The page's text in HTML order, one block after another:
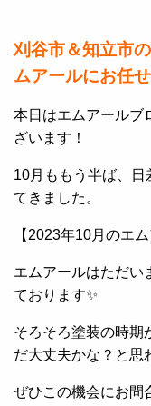
刈谷市＆知立市
ムアールにお任
本日はエムアールブ
ざいます！
10月ももう半ば、日
てきました。
【2023年10月のエム
エムアールはただい
ております✨
そろそろ塗装の時期
だ大丈夫かな？と思
ぜひこの機会にお問